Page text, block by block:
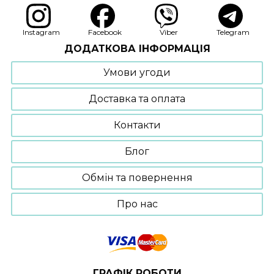
Instagram Facebook Viber Telegram
ДОДАТКОВА ІНФОРМАЦІЯ
Умови угоди
Доставка та оплата
Контакти
Блог
Обмін та повернення
Про нас